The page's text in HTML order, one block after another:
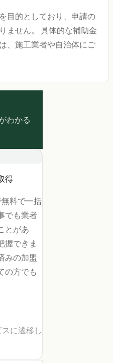
目的としており、申請の
ません。 具体的な補助金
、施工業者や自治体にご
わかる
得
料で一括
でも業者
とがあ
握できま
みの加盟
の方でも
スに遷移し